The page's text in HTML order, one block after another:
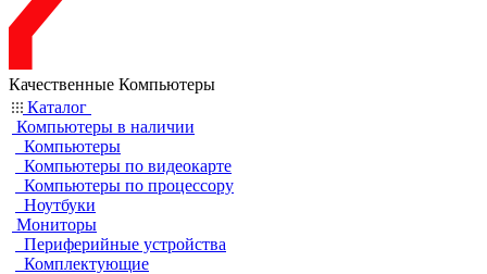
Качественные Компьютеры
Каталог
Компьютеры в наличии
Компьютеры
Компьютеры по видеокарте
Компьютеры по процессору
Ноутбуки
Мониторы
Периферийные устройства
Комплектующие